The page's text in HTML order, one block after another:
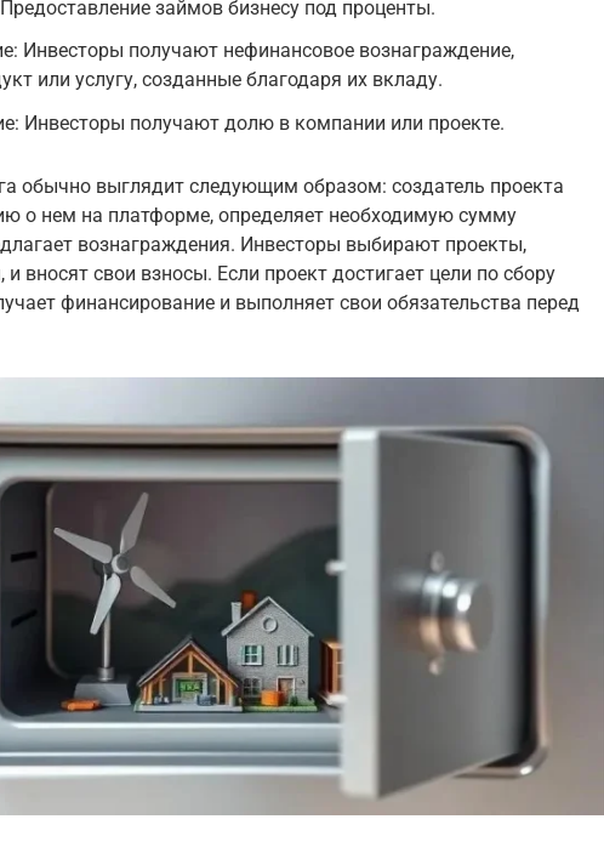
займов бизнесу под проценты.
Инвесторы получают нефинансовое вознаграждение,
или услугу, созданные благодаря их вкладу.
Инвесторы получают долю в компании или проекте.
обычно выглядит следующим образом: создатель проекта
о нем на платформе, определяет необходимую сумму
вознаграждения. Инвесторы выбирают проекты,
вносят свои взносы. Если проект достигает цели по сбору
финансирование и выполняет свои обязательства перед